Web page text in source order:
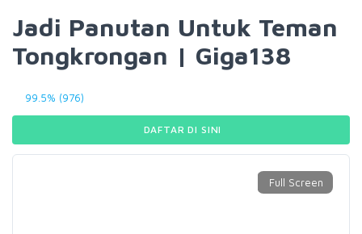
Jadi Panutan Untuk Teman
Tongkrongan | Giga138
99.5% (976)
DAFTAR DI SINI